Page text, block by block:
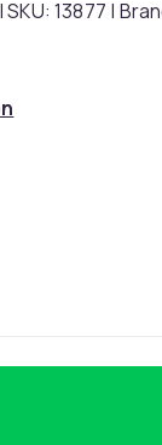
13877 |